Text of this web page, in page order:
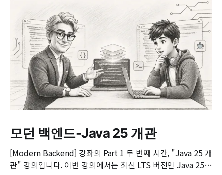
모던 백엔드-Java 25 개관
[Modern Backend] 강좌의 Part 1 두 번째 시간, "Java 25 개
관" 강의입니다. 이번 강의에서는 최신 LTS 버전인 Java 25의